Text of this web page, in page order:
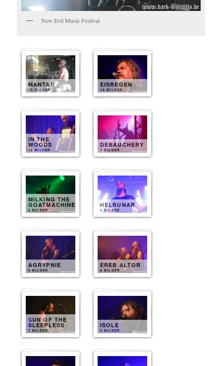
New Evil Music Festival
MANTAR
15 BILDER
EISREGEN
14 BILDER
IN THE
WOODS
10 BILDER
DEBAUCHERY
7 BILDER
MILKING THE
GOATMACHINE
6 BILDER
HELRUNAR
8 BILDER
AGRYPNIE
6 BILDER
EREB ALTOR
8 BILDER
SUN OF THE
SLEEPLESS
7 BILDER
ISOLE
5 BILDER